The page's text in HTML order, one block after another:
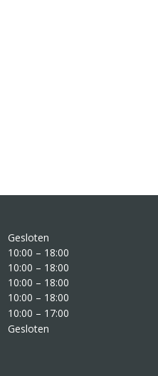
Gesloten
10:00 – 18:00
10:00 – 18:00
10:00 – 18:00
10:00 – 18:00
10:00 – 17:00
Gesloten